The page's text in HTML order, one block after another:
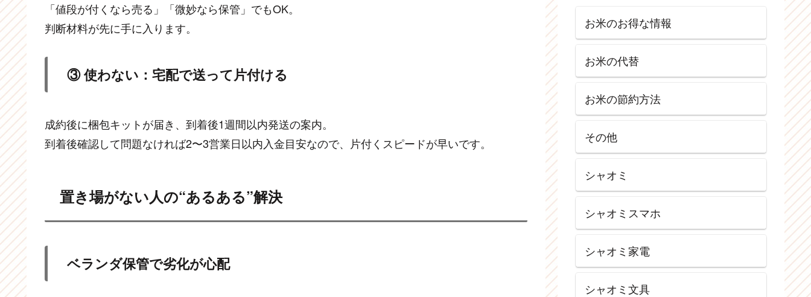
「値段が付くなら売る」「微妙なら保管」でもOK。
判断材料が先に手に入ります。
③ 使わない：宅配で送って片付ける
成約後に梱包キットが届き、到着後1週間以内発送の案内。
到着後確認して問題なければ2〜3営業日以内入金目安なので、片付くスピードが早いです。
置き場がない人の“あるある”解決
ベランダ保管で劣化が心配
お米のお得な情報
お米の代替
お米の節約方法
その他
シャオミ
シャオミスマホ
シャオミ家電
シャオミ文具